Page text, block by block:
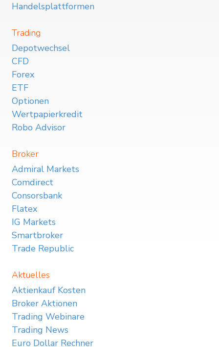
Handelsplattformen
Trading
Depotwechsel
CFD
Forex
ETF
Optionen
Wertpapierkredit
Robo Advisor
Broker
Admiral Markets
Comdirect
Consorsbank
Flatex
IG Markets
Smartbroker
Trade Republic
Aktuelles
Aktienkauf Kosten
Broker Aktionen
Trading Webinare
Trading News
Euro Dollar Rechner